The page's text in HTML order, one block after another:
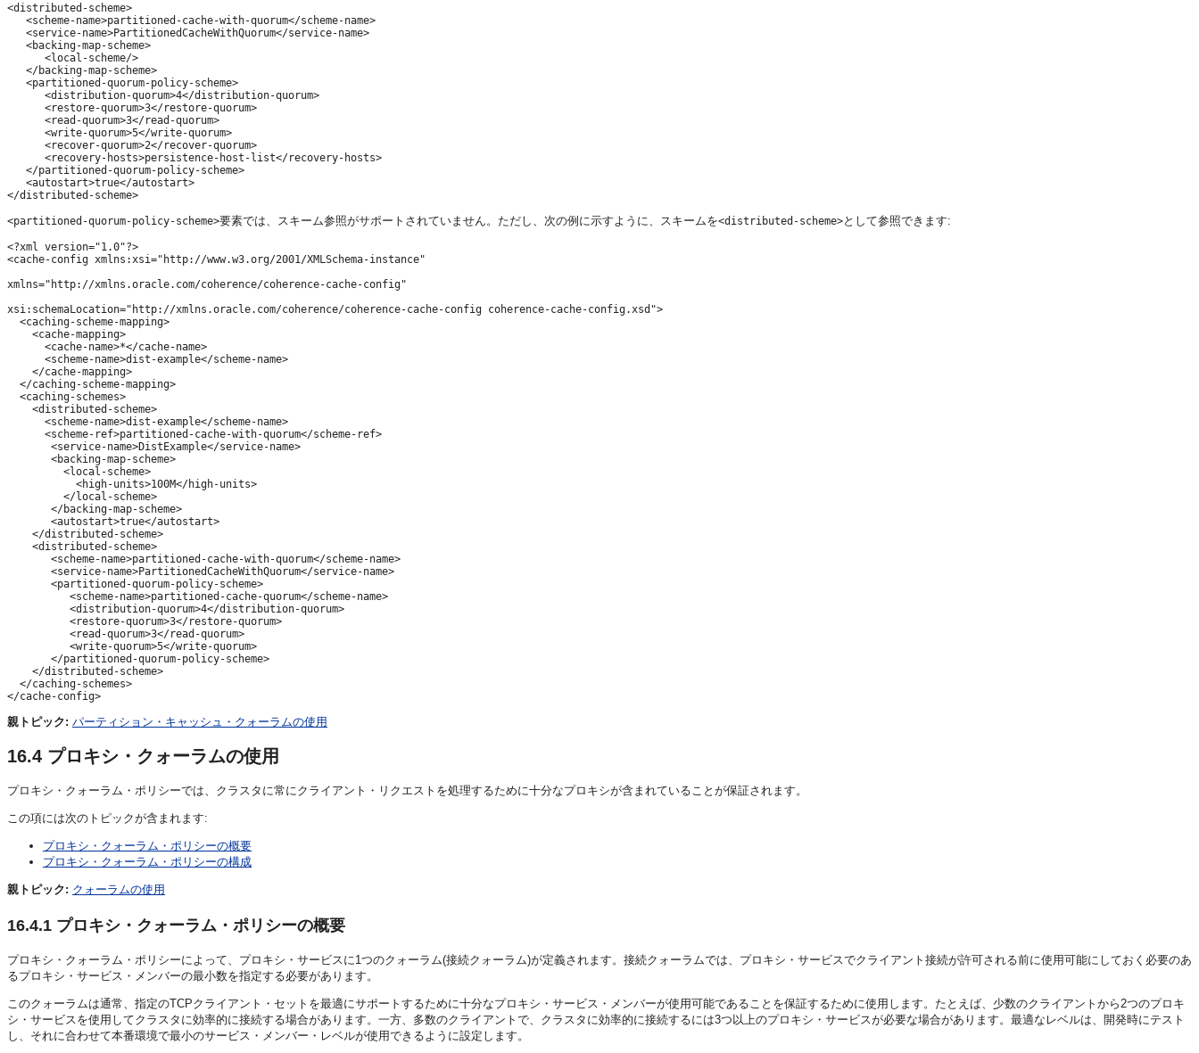
<distributed-scheme>
   <scheme-name>partitioned-cache-with-quorum</scheme-name>
   <service-name>PartitionedCacheWithQuorum</service-name>
   <backing-map-scheme>
      <local-scheme/>
   </backing-map-scheme>
   <partitioned-quorum-policy-scheme>
      <distribution-quorum>4</distribution-quorum>
      <restore-quorum>3</restore-quorum>
      <read-quorum>3</read-quorum>
      <write-quorum>5</write-quorum>
      <recover-quorum>2</recover-quorum>
      <recovery-hosts>persistence-host-list</recovery-hosts>
   </partitioned-quorum-policy-scheme>
   <autostart>true</autostart>
<partitioned-quorum-policy-scheme>要素では、スキーム参照がサポートされていません。ただし、次の例に示すように、スキームを<distributed-scheme>として参照できます:
<?xml version="1.0"?>
<cache-config xmlns:xsi="http://www.w3.org/2001/XMLSchema-instance"
xmlns="http://xmlns.oracle.com/coherence/coherence-cache-config"
xsi:schemaLocation="http://xmlns.oracle.com/coherence/coherence-cache-config coherence-cache-config.xsd">
  <caching-scheme-mapping>
    <cache-mapping>
      <cache-name>*</cache-name>
      <scheme-name>dist-example</scheme-name>
    </cache-mapping>
  </caching-scheme-mapping>
  <caching-schemes>
    <distributed-scheme>
      <scheme-name>dist-example</scheme-name>
      <scheme-ref>partitioned-cache-with-quorum</scheme-ref>
       <service-name>DistExample</service-name>
       <backing-map-scheme>
         <local-scheme>
           <high-units>100M</high-units>
         </local-scheme>
       </backing-map-scheme>
       <autostart>true</autostart>
    </distributed-scheme>
    <distributed-scheme>
       <scheme-name>partitioned-cache-with-quorum</scheme-name>
       <service-name>PartitionedCacheWithQuorum</service-name>
       <partitioned-quorum-policy-scheme>
          <scheme-name>partitioned-cache-quorum</scheme-name>
          <distribution-quorum>4</distribution-quorum>
          <restore-quorum>3</restore-quorum>
          <read-quorum>3</read-quorum>
          <write-quorum>5</write-quorum>
       </partitioned-quorum-policy-scheme>
    </distributed-scheme>
  </caching-schemes>
</cache-config>
親トピック: パーティション・キャッシュ・クォーラムの使用
16.4 プロキシ・クォーラムの使用
プロキシ・クォーラム・ポリシーでは、クラスタに常にクライアント・リクエストを処理するために十分なプロキシが含まれていることが保証されます。
この項には次のトピックが含まれます:
プロキシ・クォーラム・ポリシーの概要
プロキシ・クォーラム・ポリシーの構成
親トピック: クォーラムの使用
16.4.1 プロキシ・クォーラム・ポリシーの概要
プロキシ・クォーラム・ポリシーによって、プロキシ・サービスに1つのクォーラム(接続クォーラム)が定義されます。接続クォーラムでは、プロキシ・サービスでクライアント接続が許可される前に使用可能にしておく必要のあ
るプロキシ・サービス・メンバーの最小数を指定する必要があります。
このクォーラムは通常、指定のTCPクライアント・セットを最適にサポートするために十分なプロキシ・サービス・メンバーが使用可能であることを保証するために使用します。たとえば、少数のクライアントから2つのプロキ
シ・サービスを使用してクラスタに効率的に接続する場合があります。一方、多数のクライアントで、クラスタに効率的に接続するには3つ以上のプロキシ・サービスが必要な場合があります。最適なレベルは、開発時にテスト
し、それに合わせて本番環境で最小のサービス・メンバー・レベルが使用できるように設定します。